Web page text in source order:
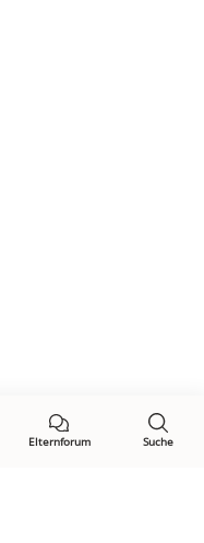
Elternforum Suche